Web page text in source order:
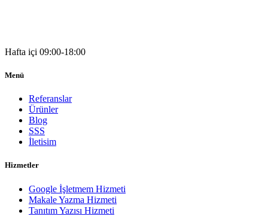
Hafta içi 09:00-18:00
Menü
Referanslar
Ürünler
Blog
SSS
İletisim
Hizmetler
Google İşletmem Hizmeti
Makale Yazma Hizmeti
Tanıtım Yazısı Hizmeti